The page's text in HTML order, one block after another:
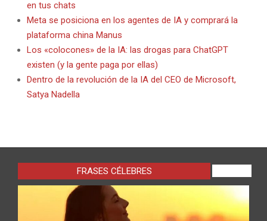
en tus chats
Meta se posiciona en los agentes de IA y comprará la
plataforma china Manus
Los «colocones» de la IA: las drogas para ChatGPT
existen (y la gente paga por ellas)
Dentro de la revolución de la IA del CEO de Microsoft,
Satya Nadella
FRASES CÉLEBRES